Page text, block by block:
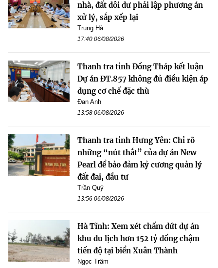
nhà, đất dôi dư phải lập phương án
xử lý, sắp xếp lại
Trung Hà
17:40 06/08/2026
Thanh tra tỉnh Đồng Tháp kết luận
Dự án ĐT.857 không đủ điều kiện áp
dụng cơ chế đặc thù
Đan Anh
13:58 06/08/2026
Thanh tra tỉnh Hưng Yên: Chỉ rõ
những “nút thắt” của dự án New
Pearl để bảo đảm kỷ cương quản lý
đất đai, đầu tư
Trần Quý
13:56 06/08/2026
Hà Tĩnh: Xem xét chấm dứt dự án
khu du lịch hơn 152 tỷ đồng chậm
tiến độ tại biển Xuân Thành
Ngọc Trâm